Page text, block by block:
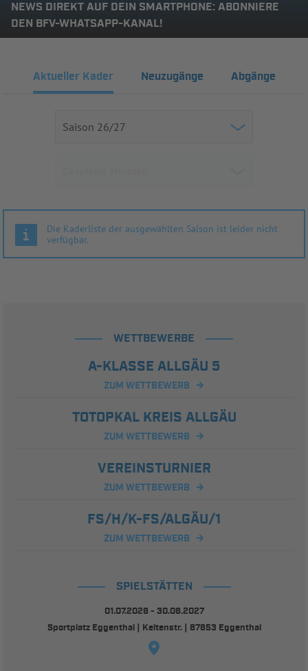
NEWS DIREKT AUF DEIN SMARTPHONE: ABONNIERE
DEN BFV-WHATSAPP-KANAL!
Aktueller Kader Neuzugänge Abgänge
Die Kaderliste der ausgewählten Saison ist leider nicht
verfügbar.
WETTBEWERBE
A-KLASSE ALLGÄU 5
ZUM WETTBEWERB
TOTOPKAL KREIS ALLGÄU
ZUM WETTBEWERB
VEREINSTURNIER
ZUM WETTBEWERB
FS/H/K-FS/ALGÄU/1
ZUM WETTBEWERB
SPIELSTÄTTEN
01.07.2026 - 30.06.2027
Sportplatz Eggenthal | Keltenstr. | 87653 Eggenthal